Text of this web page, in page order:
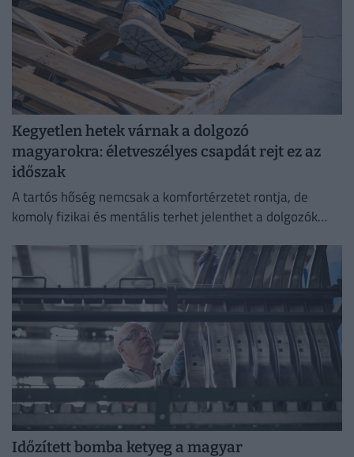
Kegyetlen hetek várnak a dolgozó
magyarokra: életveszélyes csapdát rejt ez az
időszak
A tartós hőség nemcsak a komfortérzetet rontja, de
komoly fizikai és mentális terhet jelenthet a dolgozók
Időzített bomba ketyeg a magyar